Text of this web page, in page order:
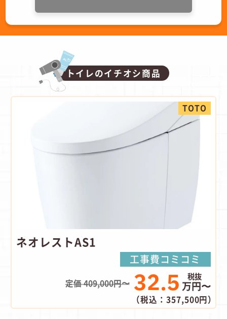
トイレのイチオシ商品
TOTO
ネオレストAS1
工事費コミコミ
定価 409,000円〜 32.5 万円〜
（税込：357,500円）